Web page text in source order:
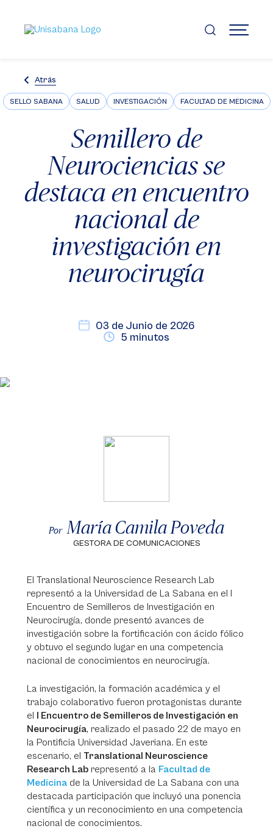
contenido
principal
MENÚ
Atrás
SELLO SABANA SALUD INVESTIGACIÓN FACULTAD DE MEDICINA
Semillero de
Neurociencias se
destaca en encuentro
nacional de
investigación en
neurocirugía
03 de Junio de 2026
5 minutos
Por María Camila Poveda
GESTORA DE COMUNICACIONES
El Translational Neuroscience Research Lab
representó a la Universidad de La Sabana en el I
Encuentro de Semilleros de Investigación en
Neurocirugía, donde presentó avances de
investigación sobre la fortificación con ácido fólico
y obtuvo el segundo lugar en una competencia
nacional de conocimientos en neurocirugía.
La investigación, la formación académica y el
trabajo colaborativo fueron protagonistas durante
el I Encuentro de Semilleros de Investigación en
Neurocirugía, realizado el pasado 22 de mayo en
la Pontificia Universidad Javeriana. En este
escenario, el Translational Neuroscience
Research Lab representó a la Facultad de
Medicina de la Universidad de La Sabana con una
destacada participación que incluyó una ponencia
científica y un reconocimiento en una competencia
nacional de conocimientos.